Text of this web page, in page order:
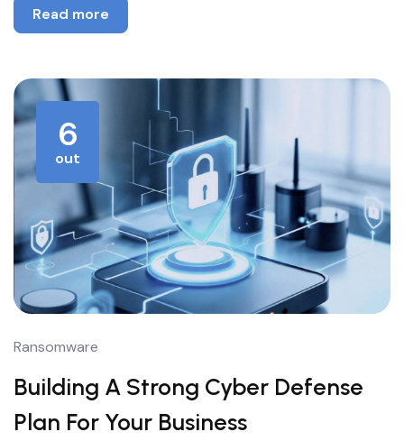
Read more
6
out
Ransomware
Building A Strong Cyber Defense
Plan For Your Business